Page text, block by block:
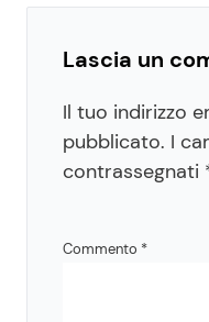
Lascia un
Il tuo indirizzo
pubblicato. I
contrassegnati
Commento *